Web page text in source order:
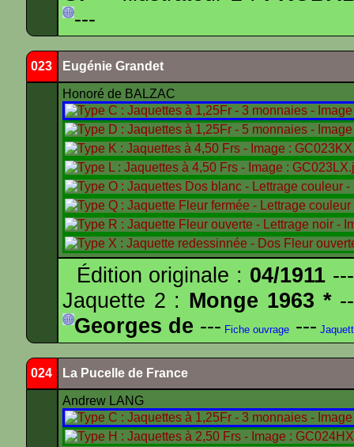
---
023 Eugénie Grandet
Honoré de BALZAC
Édition originale : 04/1911
Jaquette 2 : Monge 1963 *
Georges de --- Fiche ouvrage ---
024 La Pucelle de France
Andrew LANG